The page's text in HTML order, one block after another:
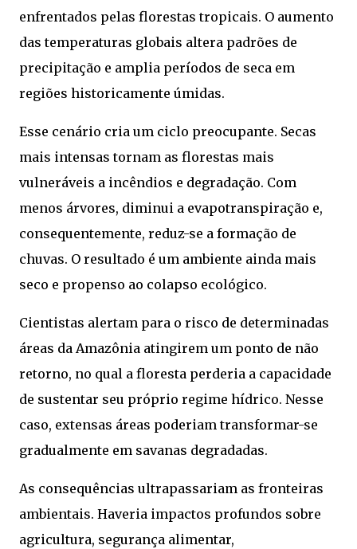
enfrentados pelas florestas tropicais. O aumento
das temperaturas globais altera padrões de
precipitação e amplia períodos de seca em
regiões historicamente úmidas.
Esse cenário cria um ciclo preocupante. Secas
mais intensas tornam as florestas mais
vulneráveis a incêndios e degradação. Com
menos árvores, diminui a evapotranspiração e,
consequentemente, reduz-se a formação de
chuvas. O resultado é um ambiente ainda mais
seco e propenso ao colapso ecológico.
Cientistas alertam para o risco de determinadas
áreas da Amazônia atingirem um ponto de não
retorno, no qual a floresta perderia a capacidade
de sustentar seu próprio regime hídrico. Nesse
caso, extensas áreas poderiam transformar-se
gradualmente em savanas degradadas.
As consequências ultrapassariam as fronteiras
ambientais. Haveria impactos profundos sobre
agricultura, segurança alimentar,